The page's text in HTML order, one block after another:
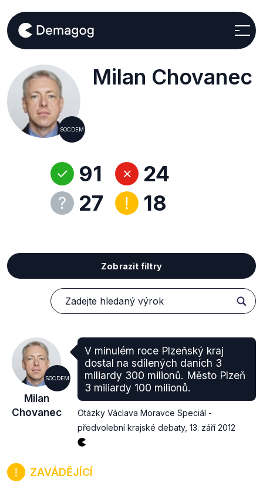
SOCDEM
Milan Chovanec
91
27
24
18
Zobrazit filtry
SOCDEM
Milan
Chovanec
V minulém roce Plzeňský kraj
dostal na sdílených daních 3
miliardy 300 milionů. Město Plzeň
3 miliardy 100 milionů.
Otázky Václava Moravce Speciál -
předvolební krajské debaty, 13. září 2012
ZAVÁDĚJÍCÍ